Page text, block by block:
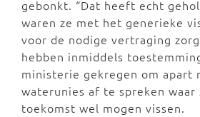
gebonkt. “Dat heeft echt
waren ze met het generieke
voor de nodige vertraging
hebben inmiddels
ministerie gekregen om apart
waterunies af te spreken waar
toekomst wel mogen vissen.